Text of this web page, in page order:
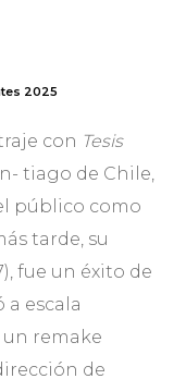
2025
con Tesis
tiago de Chile,
público como
tarde, su
fue un éxito de
a escala
remake
de